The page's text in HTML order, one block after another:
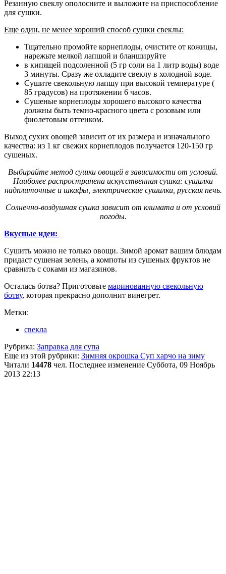
Резанную свеклу ополосните и выложите на приспособление
для сушки.
Еще один, не менее хороший способ сушки свеклы:
Тщательно промойте корнеплоды, очистите от кожицы,
нарежьте мелкой лапшой и бланшируйте
в кипящей подсоленной (5 гр соли на 1 литр воды) воде
3 минуты. Сразу же охладите свеклу в холодной воде.
Сушите свекольную лапшу при высокой температуре (
85 градусов) на протяжении 6 часов.
Сушеные корнеплоды хорошего высокого качества
должны быть темно-красного цвета с розовым или
фиолетовым оттенком.
Выход сухих овощей зависит от их размера и изначального
качества: из 1 кг свежих корнеплодов получается 120-150 гр
сушеных.
Выбирайте метод сушки овощей в зависимости от условий.
Наиболее распространена искусственная сушка: сушилки
надплиточные и шкафы, электрические сушилки, русская печь.
Солнечно-воздушная сушка зависит от климата и от условий
погоды.
Вкусные идеи:
Сушить можно не только овощи. Зимой аромат вашим блюдам
придаст сушеная зелень, а компоты из сушеных фруктов не
сравнить с соками из магазинов.
Осталась ботва? Приготовьте маринованную свекольную
ботву, которая прекрасно дополнит винегрет.
Метки:
свекла
Рубрика: Заправка для супа
Еще из этой рубрики: Зимняя окрошка Суп харчо на зиму
Читали 14478 чел. Последнее изменение Суббота, 09 Ноябрь
2013 22:13